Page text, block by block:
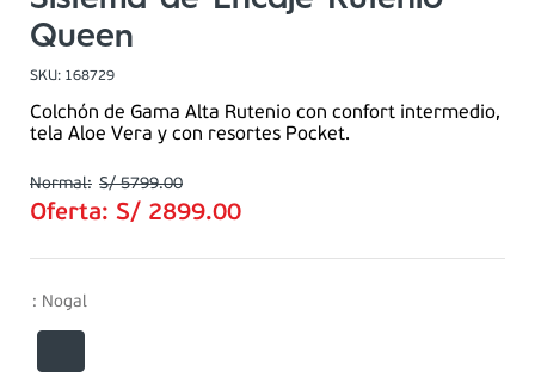
Queen
SKU: 168729
Colchón de Gama Alta Rutenio con confort intermedio,
tela Aloe Vera y con resortes Pocket.
S/ 5799.00
Oferta: S/ 2899.00
: Nogal